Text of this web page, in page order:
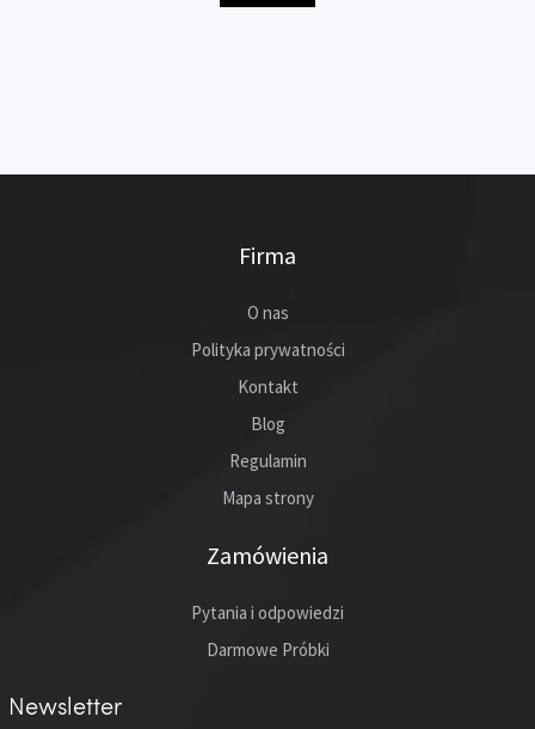
Firma
O nas
Polityka prywatności
Kontakt
Blog
Regulamin
Mapa strony
Zamówienia
Pytania i odpowiedzi
Darmowe Próbki
Newsletter